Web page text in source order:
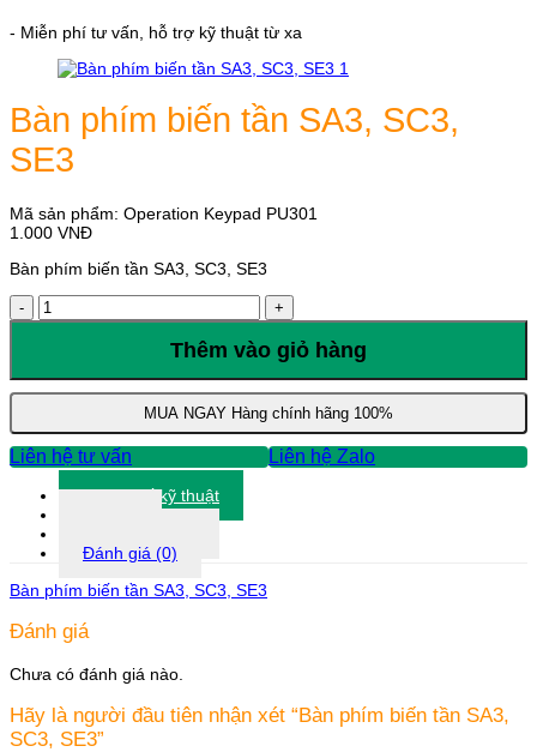
- Miễn phí tư vấn, hỗ trợ kỹ thuật từ xa
Bàn phím biến tần SA3, SC3,
SE3
Mã sản phẩm: Operation Keypad PU301
1.000 VNĐ
Bàn phím biến tần SA3, SC3, SE3
Bàn
phím
SA3,
SC3,
số
lượng
Thêm vào giỏ hàng
MUA NGAY Hàng chính hãng 100%
Liên hệ tư vấn Liên hệ Zalo
Thông số kỹ thuật
Đánh giá (0)
Bàn phím biến tần SA3, SC3, SE3
Đánh giá
Chưa có đánh giá nào.
Hãy là người đầu tiên nhận xét “Bàn phím biến tần SA3,
SC3, SE3”